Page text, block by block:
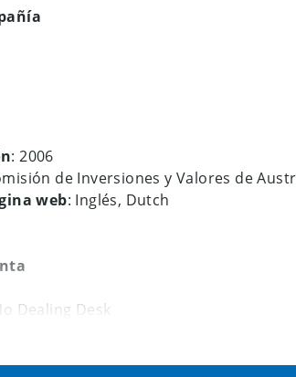
: 2006
de Inversiones y Valores de
web: Inglés, Dutch
Dealing Desk